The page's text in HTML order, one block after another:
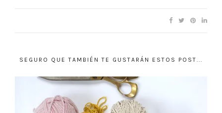
SEGURO QUE TAMBIÉN TE GUSTARÁN ESTOS POST...